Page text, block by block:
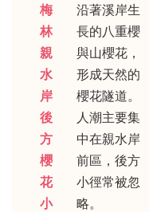
梅
林
親
水
岸
後
方
櫻
花
小
沿著溪岸生
長的八重櫻
與山櫻花，
形成天然的
櫻花隧道。
人潮主要集
中在親水岸
前區，後方
小徑常被忽
略。